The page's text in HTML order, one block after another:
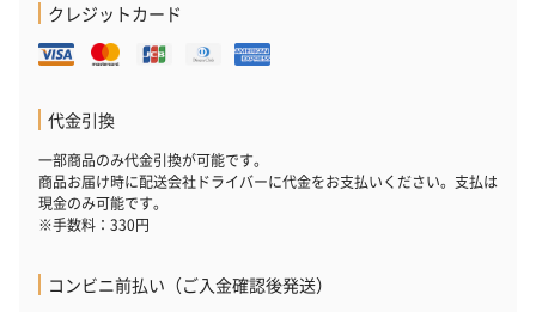
クレジットカード
代金引換
一部商品のみ代金引換が可能です。
商品お届け時に配送会社ドライバーに代金をお支払いください。支払は
現金のみ可能です。
※手数料：330円
コンビニ前払い（ご入金確認後発送）